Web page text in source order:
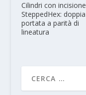
Cilindri con incisione
SteppedHex: doppia
portata a parità di
lineatura